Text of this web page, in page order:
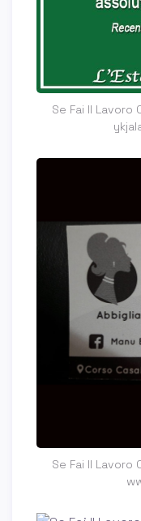
Se Fai Il Lavoro
Se Fai Il Lavoro